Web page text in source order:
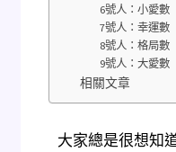
6號人：小愛數
7號人：幸運數
8號人：格局數
9號人：大愛數
相關文章
大家總是很想知